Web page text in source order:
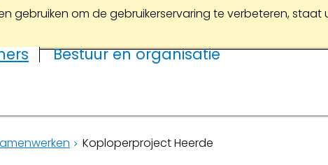
gebruiken om de gebruikerservaring te verbeteren, staat
Bestuur en organisatie
Koploperproject Heerde